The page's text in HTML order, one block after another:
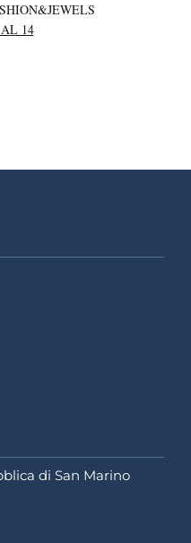
14
di San Marino